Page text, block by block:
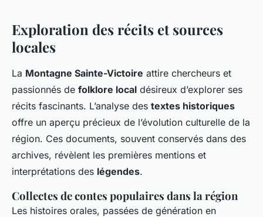
Exploration des récits et sources
locales
La Montagne Sainte-Victoire attire chercheurs et
passionnés de folklore local désireux d’explorer ses
récits fascinants. L’analyse des textes historiques
offre un aperçu précieux de l’évolution culturelle de la
région. Ces documents, souvent conservés dans des
archives, révèlent les premières mentions et
interprétations des légendes.
Collectes de contes populaires dans la région
Les histoires orales, passées de génération en